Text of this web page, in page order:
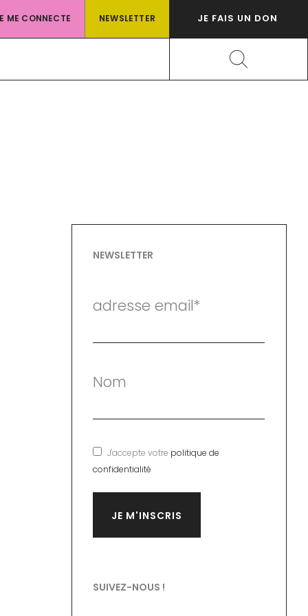
ME CONNECTE NEWSLETTER JE FAIS UN DON
Rechercher
NEWSLETTER
adresse email*
Nom
J'accepte votre politique de
confidentialité
SUIVEZ-NOUS !